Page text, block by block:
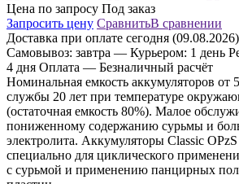
Цена по запросу Под заказ
Запросить цену СравнитьВ сравнении
Доставка при оплате сегодня
Самовывоз: завтра — Курьером: 1 день
4 дня Оплата — Безналичный расчёт
Номинальная емкость аккумуляторов от
службы 20 лет при температуре
(остаточная емкость 80%). Малое
пониженному содержанию сурьмы и
электролита. Аккумуляторы Classic
специально для циклического
с сурьмой и применению панцирных